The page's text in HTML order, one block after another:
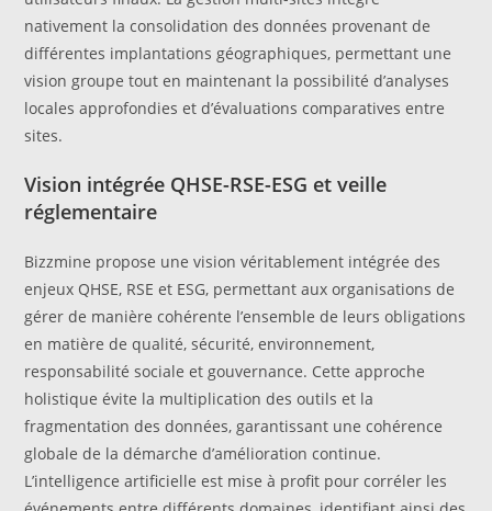
nativement la consolidation des données provenant de
différentes implantations géographiques, permettant une
vision groupe tout en maintenant la possibilité d’analyses
locales approfondies et d’évaluations comparatives entre
sites.
Vision intégrée QHSE-RSE-ESG et veille
réglementaire
Bizzmine propose une vision véritablement intégrée des
enjeux QHSE, RSE et ESG, permettant aux organisations de
gérer de manière cohérente l’ensemble de leurs obligations
en matière de qualité, sécurité, environnement,
responsabilité sociale et gouvernance. Cette approche
holistique évite la multiplication des outils et la
fragmentation des données, garantissant une cohérence
globale de la démarche d’amélioration continue.
L’intelligence artificielle est mise à profit pour corréler les